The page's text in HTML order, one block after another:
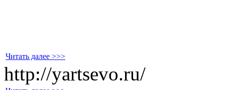
Читать далее >>>
http://yartsevo.ru/